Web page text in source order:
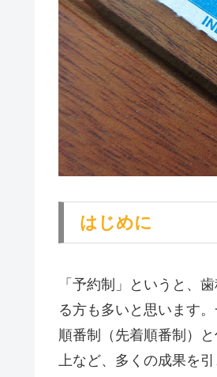
はじめに
「予約制」というと、
る方も多いと思います
順番制（先着順番制）
上など、多くの成果を